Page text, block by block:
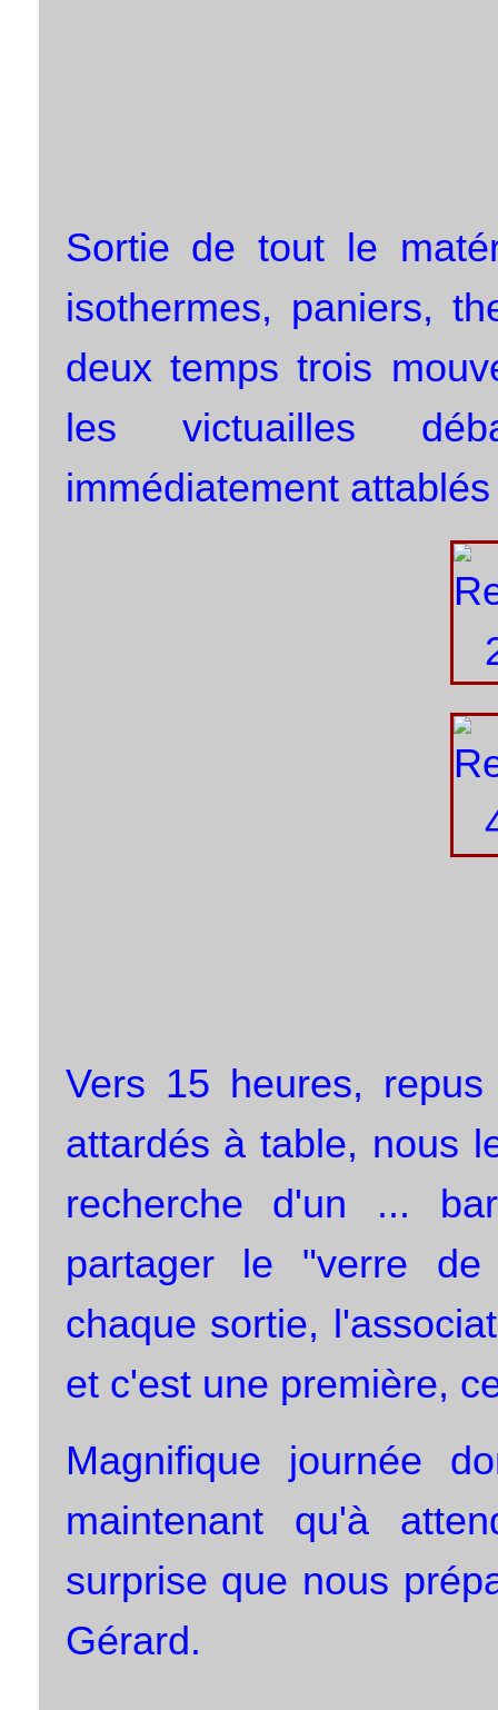
Sortie de tout le
isothermes, paniers,
deux temps trois
les victuailles
immédiatement
Vers 15 heures,
attardés à table, nous
recherche d'un ...
partager le "verre
chaque sortie,
et c'est une première,
Magnifique journée
maintenant qu'à
surprise que nous
Gérard.